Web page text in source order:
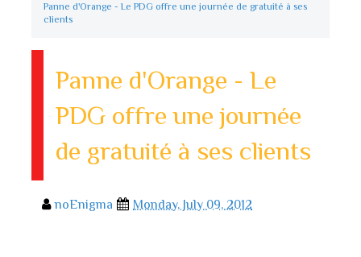
Panne d'Orange - Le PDG offre une journée de gratuité à ses
clients
Panne d'Orange - Le
PDG offre une journée
de gratuité à ses clients
noEnigma Monday, July 09, 2012